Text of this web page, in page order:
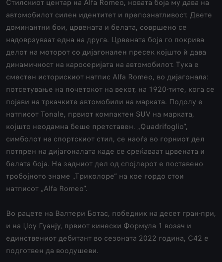
Стилскиот центар на Alfa Romeo, новата боја му дава на
автомобилот силен идентитет и препознатливост. Двете
доминантни бои, црвената и белата, совршено се
надоврзуваат една на друга. Црвената боја го покрива
делот на моторот со дијагонален пресек којшто ѝ дава
динамичност на каросеријата на автомобилот. Тука е
сместен историскиот натпис Аlfa Romeo, во дијагонала:
потсетување на почетокот на векот, на 1920-тите, кога се
појави на тркачките автомобили на марката. Подолу е
натписот Tonale, првиот компактен SUV на марката,
којшто неодамна беше претставен. „Quadrifoglio“,
симболот на спортскиот стил, се наоѓа во горниот дел
потпрен на дијагоналата каде се среќаваат црвената и
белата боја. На задниот дел од спојлерот е поставено
тробојното знаме „Триколоре“ на кое гордо стои
натписот „Аlfa Romeo“.
Во рацете на Валтери Ботас, победник на десет гран-при,
и на Џоу Гуанју, првиот кинески Формула 1 возач и
единствениот дебитант во сезоната 2022 година, C42 е
подготвен да воодушеви.